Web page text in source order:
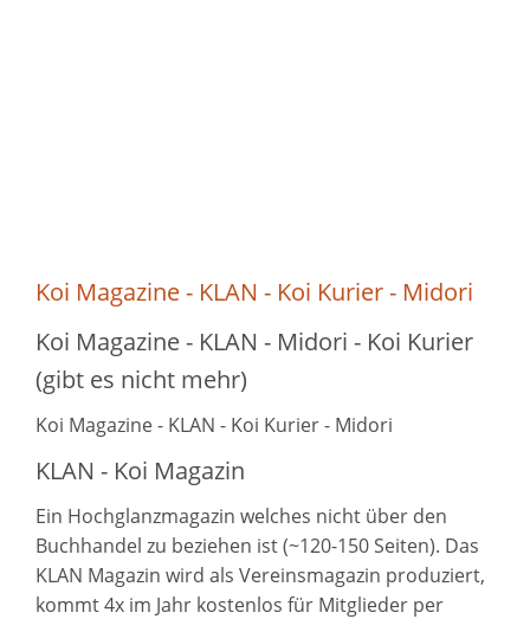
Koi Magazine - KLAN - Koi Kurier - Midori
Koi Magazine - KLAN - Midori - Koi Kurier
(gibt es nicht mehr)
Koi Magazine - KLAN - Koi Kurier - Midori
KLAN - Koi Magazin
Ein Hochglanzmagazin welches nicht über den
Buchhandel zu beziehen ist (~120-150 Seiten). Das
KLAN Magazin wird als Vereinsmagazin produziert,
kommt 4x im Jahr kostenlos für Mitglieder per